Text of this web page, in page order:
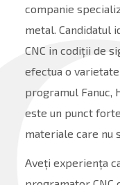
companie
metal. Candidatul
CNC in codiții de
efectua o
programul Fanuc,
este un punct
materiale care nu
Aveți experiența